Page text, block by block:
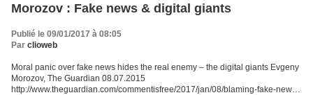
Morozov : Fake news & digital giants
Publié le 09/01/2017 à 08:05
Par clioweb
Moral panic over fake news hides the real enemy – the digital giants Evgeny
Morozov, The Guardian 08.07.2015
http://www.theguardian.com/commentisfree/2017/jan/08/blaming-fake-news-